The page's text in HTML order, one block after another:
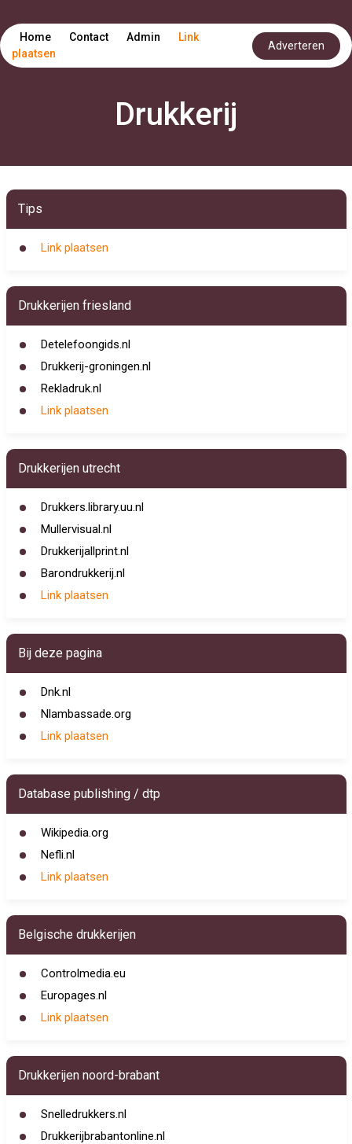
Home Contact Admin
Link
plaatsen
Adverteren
Drukkerij
Tips
Link plaatsen
Drukkerijen friesland
Detelefoongids.nl
Drukkerij-groningen.nl
Rekladruk.nl
Link plaatsen
Drukkerijen utrecht
Drukkers.library.uu.nl
Mullervisual.nl
Drukkerijallprint.nl
Barondrukkerij.nl
Link plaatsen
Bij deze pagina
Dnk.nl
Nlambassade.org
Link plaatsen
Database publishing / dtp
Wikipedia.org
Nefli.nl
Link plaatsen
Belgische drukkerijen
Controlmedia.eu
Europages.nl
Link plaatsen
Drukkerijen noord-brabant
Snelledrukkers.nl
Drukkerijbrabantonline.nl